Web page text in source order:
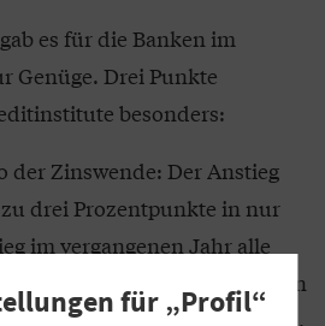
es für die Banken im
Genüge. Drei Punkte
besonders:
der Zinswende: Der Anstieg
drei Prozentpunkte in nur
im vergangenen Jahr alle
Weitem, mit denen die Banken
normalerweise kalkulieren.
für „Profil“